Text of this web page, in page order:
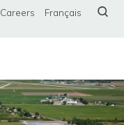
Careers Français